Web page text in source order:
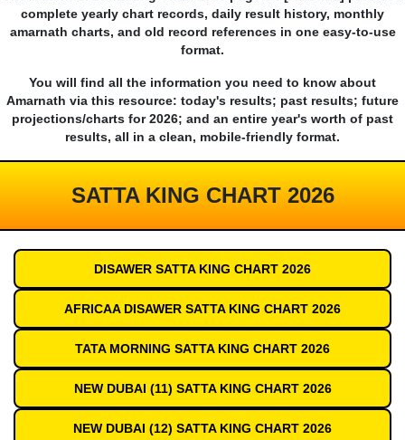
complete yearly chart records, daily result history, monthly
amarnath charts, and old record references in one easy-to-use
format.
You will find all the information you need to know about
Amarnath via this resource: today's results; past results; future
projections/charts for 2026; and an entire year's worth of past
results, all in a clean, mobile-friendly format.
SATTA KING CHART 2026
DISAWER SATTA KING CHART 2026
AFRICAA DISAWER SATTA KING CHART 2026
TATA MORNING SATTA KING CHART 2026
NEW DUBAI (11) SATTA KING CHART 2026
NEW DUBAI (12) SATTA KING CHART 2026